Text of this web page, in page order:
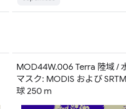
MOD44W.006 Terra 陸域 /
マスク: MODIS および
球 250 m